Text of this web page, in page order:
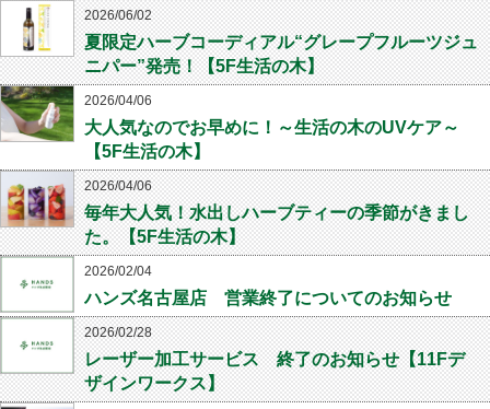
2026/06/02
夏限定ハーブコーディアル“グレープフルーツジュ
ニパー”発売！【5F生活の木】
2026/04/06
大人気なのでお早めに！～生活の木のUVケア～
【5F生活の木】
2026/04/06
毎年大人気！水出しハーブティーの季節がきまし
た。【5F生活の木】
2026/02/04
ハンズ名古屋店 営業終了についてのお知らせ
2026/02/28
レーザー加工サービス 終了のお知らせ【11Fデ
ザインワークス】